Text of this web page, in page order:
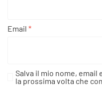
Email *
Salva il mio nome,
la prossima volta che